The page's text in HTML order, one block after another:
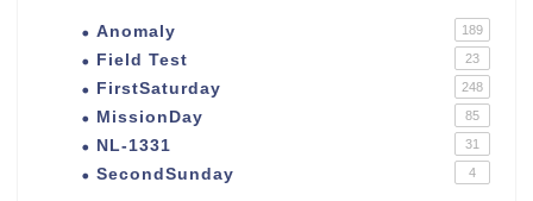
Anomaly 189
Field Test 23
FirstSaturday 248
MissionDay 85
NL-1331 31
SecondSunday 4